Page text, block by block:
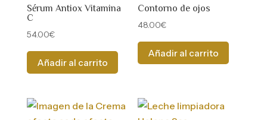
Sérum Antiox Vitamina
C
54.00€
Añadir al carrito
Contorno de ojos
48.00€
Añadir al carrito